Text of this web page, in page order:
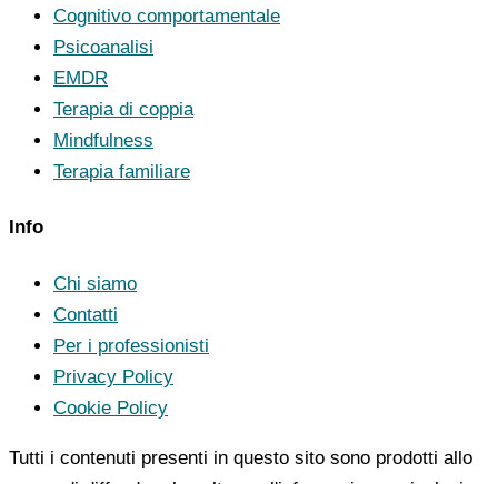
Cognitivo comportamentale
Psicoanalisi
EMDR
Terapia di coppia
Mindfulness
Terapia familiare
Info
Chi siamo
Contatti
Per i professionisti
Privacy Policy
Cookie Policy
Tutti i contenuti presenti in questo sito sono prodotti allo